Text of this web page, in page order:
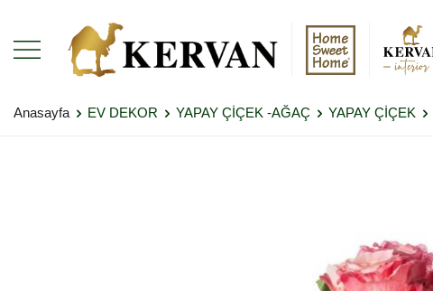
Anasayfa EV DEKOR YAPAY ÇİÇEK -AĞAÇ YAPAY ÇİÇEK